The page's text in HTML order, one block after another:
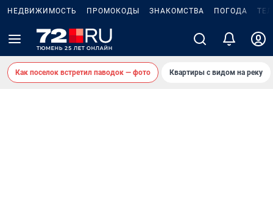
НЕДВИЖИМОСТЬ ПРОМОКОДЫ ЗНАКОМСТВА ПОГОДА
Как поселок встретил паводок — фото Квартиры с видом на реку